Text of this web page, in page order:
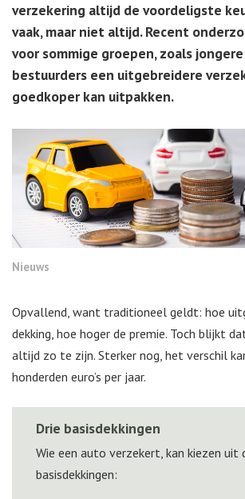
verzekering altijd de voordeligste
vaak, maar niet altijd. Recent
voor sommige groepen, zoals
bestuurders een uitgebreidere
goedkoper kan uitpakken.
Nieuws
Opvallend, want traditioneel geldt: hoe
dekking, hoe hoger de premie. Toch blijkt
altijd zo te zijn. Sterker nog, het verschil
honderden euro’s per jaar.
Drie basisdekkingen
Wie een auto verzekert, kan kiezen uit
basisdekkingen: